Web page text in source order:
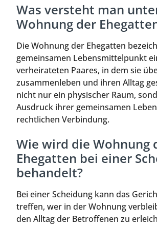
Was versteht man
Wohnung der
Die Wohnung der Ehegatten
gemeinsamen Lebensmittelpunkt
verheirateten Paares, in dem sie
zusammenleben und ihren Alltag
nicht nur ein physischer Raum,
Ausdruck ihrer gemeinsamen
rechtlichen Verbindung.
Wie wird die Wohnung
Ehegatten bei einer
behandelt?
Bei einer Scheidung kann das
treffen, wer in der Wohnung
den Alltag der Betroffenen zu